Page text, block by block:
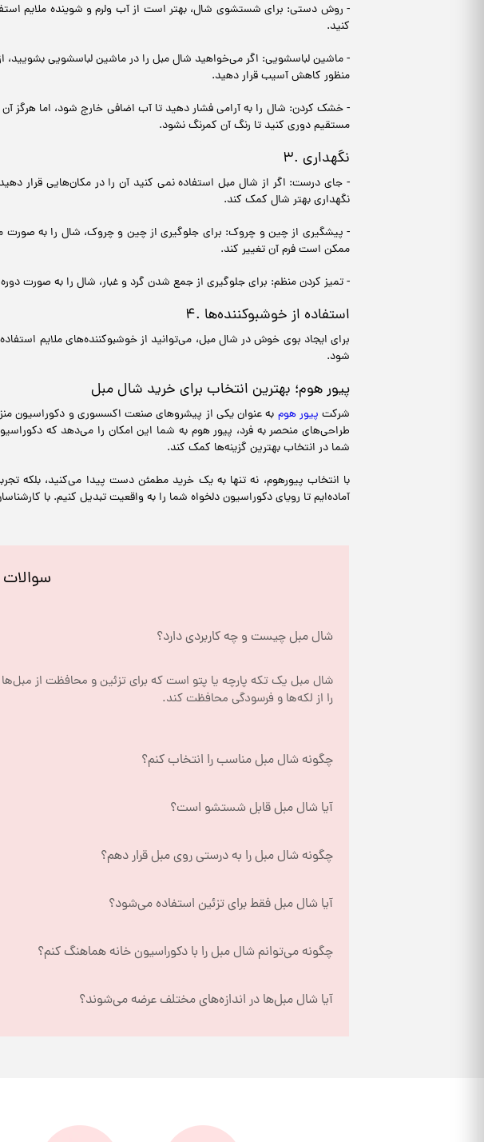
- روش دستی: برای شستشوی شال، بهتر است از آب ولرم و شوینده ملایم
کنید.
- ماشین لباسشویی: اگر می‌خواهید شال مبل را در ماشین لباسشویی
منظور کاهش آسیب قرار دهید.
- خشک کردن: شال را به آرامی فشار دهید تا آب اضافی خارج شود، اما هرگز
مستقیم دوری کنید تا رنگ آن کمرنگ نشود.
۳. نگهداری
- جای درست: اگر از شال مبل استفاده نمی کنید آن را در مکان‌هایی قرار
نگهداری بهتر شال کمک کند.
- پیشگیری از چین و چروک: برای جلوگیری از چین و چروک، شال را به صورت
ممکن است فرم آن تغییر کند.
- تمیز کردن منظم: برای جلوگیری از جمع شدن گرد و غبار، شال را به صورت
۴. استفاده از خوشبوکننده‌ها
برای ایجاد بوی خوش در شال مبل، می‌توانید از خوشبوکننده‌های ملایم
شود.
پیور هوم؛ بهترین انتخاب برای خرید شال مبل
شرکت پیور هوم به عنوان یکی از پیشروهای صنعت اکسسوری و دکوراسیون
طراحی‌های منحصر به فرد، پیور هوم به شما این امکان را می‌دهد که
شما در انتخاب بهترین گزینه‌ها کمک کند.
با انتخاب پیورهوم، نه تنها به یک خرید مطمئن دست پیدا می‌کنید، بلکه
آماده‌ایم تا رویای دکوراسیون دلخواه شما را به واقعیت تبدیل کنیم. با
شال مبل چیست و چه کاربردی دارد؟
را از لکه‌ها و فرسودگی محافظت کند.
چگونه شال مبل مناسب را انتخاب کنم؟
آیا شال مبل قابل شستشو است؟
چگونه شال مبل را به درستی روی مبل قرار دهم؟
آیا شال مبل فقط برای تزئین استفاده می‌شود؟
چگونه می‌توانم شال مبل را با دکوراسیون خانه هماهنگ کنم؟
آیا شال مبل‌ها در اندازه‌های مختلف عرضه می‌شوند؟